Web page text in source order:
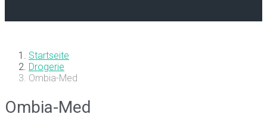
Startseite
Drogerie
Ombia-Med
Ombia-Med